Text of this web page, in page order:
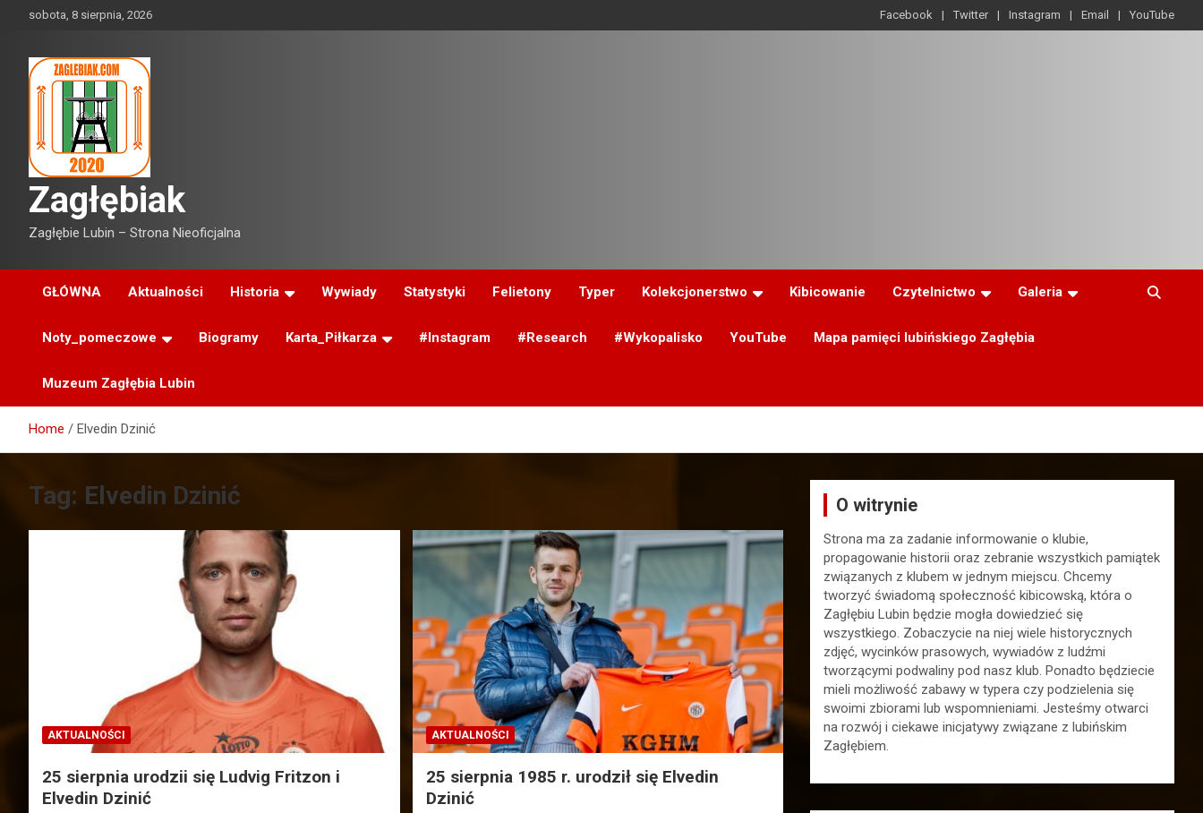
sobota, 8 sierpnia, 2026 Facebook Twitter Instagram Email YouTube
Zagłębiak
Zagłębie Lubin – Strona Nieoficjalna
GŁÓWNA Aktualności Historia Wywiady Statystyki Felietony Typer Kolekcjonerstwo Kibicowanie Czytelnictwo Galeria
Noty_pomeczowe Biogramy Karta_Piłkarza #Instagram #Research #Wykopalisko YouTube Mapa pamięci lubińskiego Zagłębia
Muzeum Zagłębia Lubin
Home Elvedin Dzinić
Tag: Elvedin Dzinić
AKTUALNOŚCI
25 sierpnia urodzii się Ludvig Fritzon i
Elvedin Dzinić
AKTUALNOŚCI
25 sierpnia 1985 r. urodził się Elvedin
Dzinić
O witrynie
Strona ma za zadanie informowanie o klubie,
propagowanie historii oraz zebranie wszystkich pamiątek
związanych z klubem w jednym miejscu. Chcemy
tworzyć świadomą społeczność kibicowską, która o
Zagłębiu Lubin będzie mogła dowiedzieć się
wszystkiego. Zobaczycie na niej wiele historycznych
zdjęć, wycinków prasowych, wywiadów z ludźmi
tworzącymi podwaliny pod nasz klub. Ponadto będziecie
mieli możliwość zabawy w typera czy podzielenia się
swoimi zbiorami lub wspomnieniami. Jesteśmy otwarci
na rozwój i ciekawe inicjatywy związane z lubińskim
Zagłębiem.